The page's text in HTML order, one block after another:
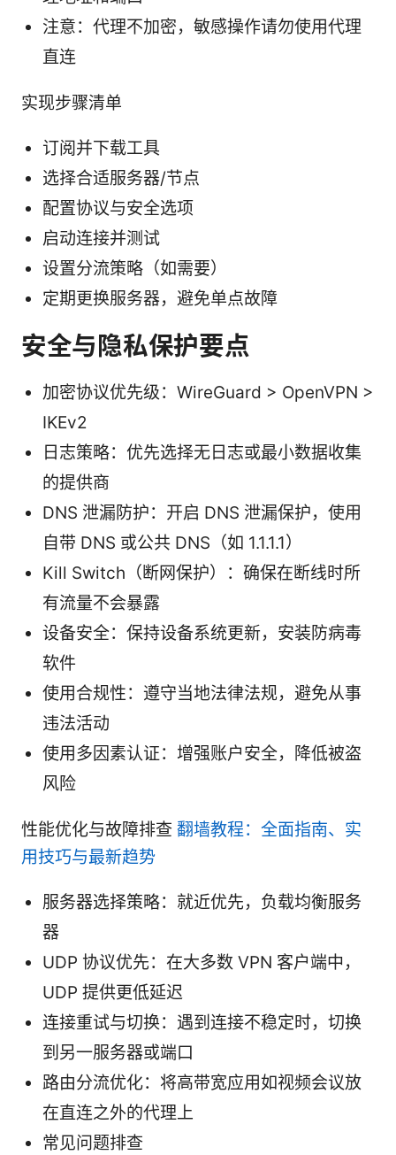
注意：代理不加密，敏感操作请勿使用代理
直连
实现步骤清单
订阅并下载工具
选择合适服务器/节点
配置协议与安全选项
启动连接并测试
设置分流策略（如需要）
定期更换服务器，避免单点故障
安全与隐私保护要点
加密协议优先级：WireGuard > OpenVPN >
IKEv2
日志策略：优先选择无日志或最小数据收集
的提供商
DNS 泄漏防护：开启 DNS 泄漏保护，使用
自带 DNS 或公共 DNS（如 1.1.1.1）
Kill Switch（断网保护）：确保在断线时所
有流量不会暴露
设备安全：保持设备系统更新，安装防病毒
软件
使用合规性：遵守当地法律法规，避免从事
违法活动
使用多因素认证：增强账户安全，降低被盗
风险
性能优化与故障排查 翻墙教程：全面指南、实
用技巧与最新趋势
服务器选择策略：就近优先，负载均衡服务
器
UDP 协议优先：在大多数 VPN 客户端中，
UDP 提供更低延迟
连接重试与切换：遇到连接不稳定时，切换
到另一服务器或端口
路由分流优化：将高带宽应用如视频会议放
在直连之外的代理上
常见问题排查